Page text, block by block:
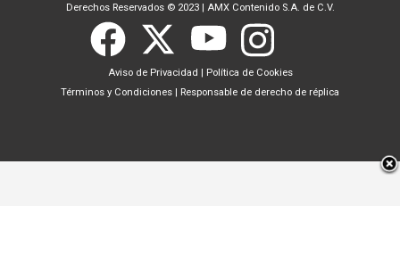
Derechos Reservados © 2023 | AMX Contenido S.A. de C.V.
Aviso de Privacidad | Política de Cookies
Términos y Condiciones | Responsable de derecho de réplica